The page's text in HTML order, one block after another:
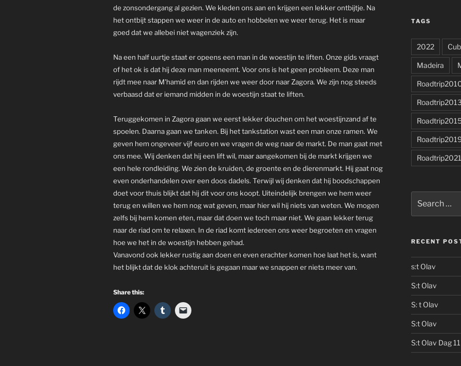
de zonsondergang al gezien. We kleden ons aan en krijgen een lekker ontbijtje. Na
het ontbijt stappen we weer in de auto en hobbelen we weer terug. Het is maar
goed dat we allebei niet wagenziek zijn.
Na een half uurtje staat er opeens een man in de woestijn te liften. Onze gids vraagt
of het ok is dat hij deze man meeneemt. Voor ons is het geen probleem. Deze man
rijdt mee naar M'hamid en dan rijden we weer door naar Zagora. We zijn nog steeds
verbaasd dat er iemand midden in de woestijn staat te liften.
Teruggekomen in Zagora gaan we eerst lekker douchen om het woestijnzand af te
spoelen. Daarna gaan we tanken. Bij het tankstation wast een man onze ramen. We
geven hem ongeveer vijf euro en we vragen de weg naar de markt. De man gaat met
ons mee. Wij denken dat hij een lift wil, maar aangekomen bij de markt krijgen we
een hele rondleiding. We zien de kruiden, de groente en de dierenmarkt. Hij gaat nog
even onderhandelen over een doos dadels. Terwijl wij denken dat hij boodschappen
doet voor thuis blijkt dat hij dit voor ons koopt. Uiteindelijk brengen we hem weer
terug en willen we hem nog wat geven, maar hier wil hij niets van weten. We mogen
zelfs bij hem komen eten, maar dat doen we toch maar niet. We gaan lekker terug
naar de riad om te relaxen. In de riad komt iedereen ons weer begroeten en vragen
hoe we het in de woestijn hebben gehad.
Vanavond ook lekker rustig aan doen en even erachter komen hoe laat het is, want
het blijkt dat de klok achteruit is gegaan maar we snappen er niets meer van.
Share this:
TAGS
2022
Madeira
Roadtrip2021
for:
RECENT
s:t Olav
S:t Olav
S: t Olav
S:t Olav
S:t Olav Dag 11